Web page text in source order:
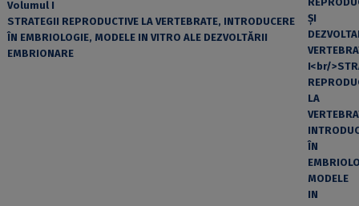
Volumul I
STRATEGII REPRODUCTIVE LA VERTEBRATE, INTRODUCERE
ÎN EMBRIOLOGIE, MODELE IN VITRO ALE DEZVOLTĂRII
EMBRIONARE